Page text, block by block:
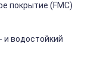
покрытие (FMC)
и водостойкий